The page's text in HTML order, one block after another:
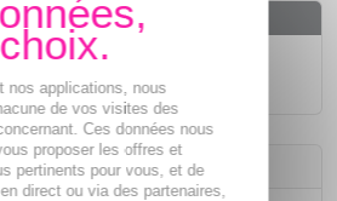
dès55€
Chronoposten 24h*
nos applications, nous
de vos visites des
Ces données nous
proposer les offres et
pertinents pour vous, et de
direct ou via des partenaires,